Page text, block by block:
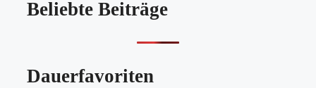
Beliebte Beiträge
Dauerfavoriten